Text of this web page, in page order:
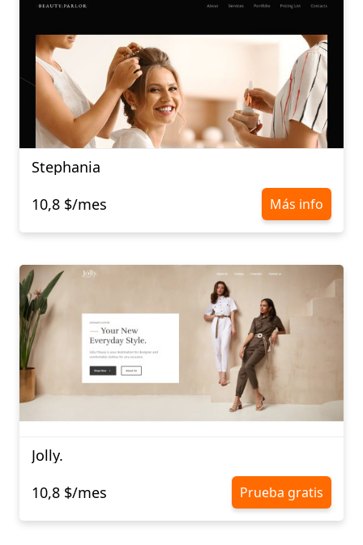
Stephania
10,8 $/mes
Más info
Jolly.
10,8 $/mes
Prueba gratis